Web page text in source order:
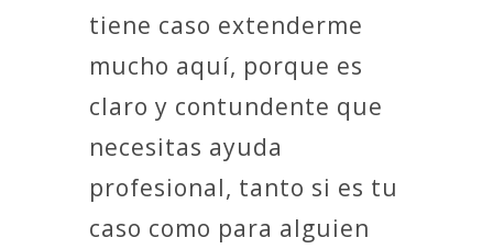
tiene caso extenderme
mucho aquí, porque es
claro y contundente que
necesitas ayuda
profesional, tanto si es tu
caso como para alguien